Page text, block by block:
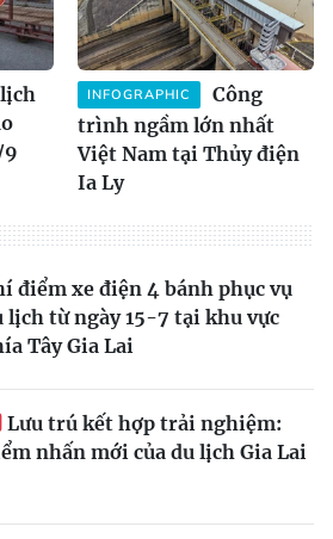
9
INFOGRAPHIC
Công
trình ngầm lớn nhất
Việt Nam tại Thủy điện
Ia Ly
điểm xe điện 4 bánh phục vụ
lịch từ ngày 15-7 tại khu vực
Tây Gia Lai
Lưu trú kết hợp trải nghiệm:
nhấn mới của du lịch Gia Lai